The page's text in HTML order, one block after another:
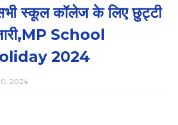
स्कूल कॉलेज के लिए छुट्टी
School
2024
2024